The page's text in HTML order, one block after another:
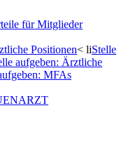
für Mitglieder
Positionen< liStelle
aufgeben: Ärztliche
MFAs